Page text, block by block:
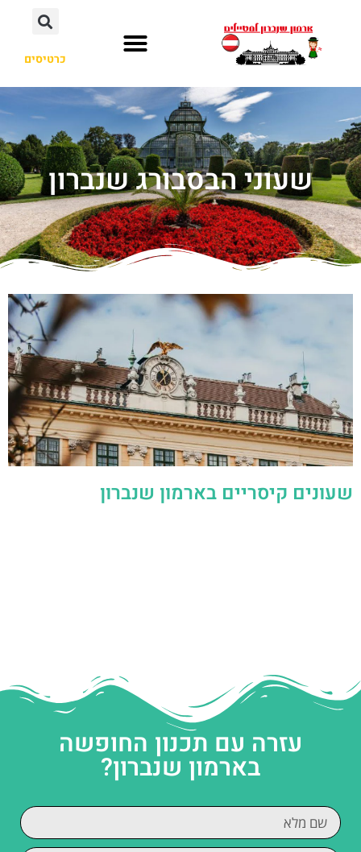
כרטיסים
שעוני הבסבורג שנברון
שעונים קיסריים בארמון שנברון
עזרה עם תכנון החופשה
בארמון שנברון?